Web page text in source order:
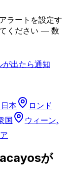
ラートを設定す
ください ― 数
が出たら通知
本
ロンド
国
ウィーン,
が